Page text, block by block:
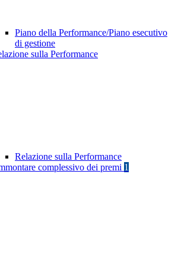
Piano della Performance/Piano esecutivo
di gestione
sulla Performance
Relazione sulla Performance
complessivo dei premi 1